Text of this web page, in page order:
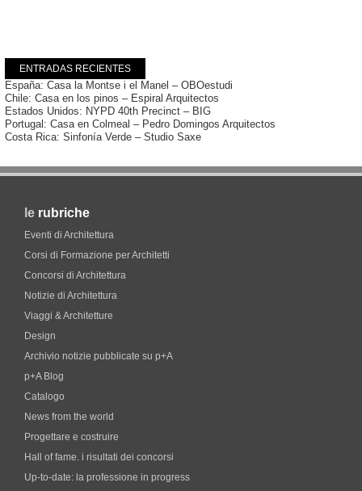
ENTRADAS RECIENTES
España: Casa la Montse i el Manel – OBOestudi
Chile: Casa en los pinos – Espiral Arquitectos
Estados Unidos: NYPD 40th Precinct – BIG
Portugal: Casa en Colmeal – Pedro Domingos Arquitectos
Costa Rica: Sinfonía Verde – Studio Saxe
le rubriche
Eventi di Architettura
Corsi di Formazione per Architetti
Concorsi di Architettura
Notizie di Architettura
Viaggi & Architetture
Design
Archivio notizie pubblicate su p+A
p+A Blog
Catalogo
News from the world
Progettare e costruire
Hall of fame. i risultati dei concorsi
Up-to-date: la professione in progress